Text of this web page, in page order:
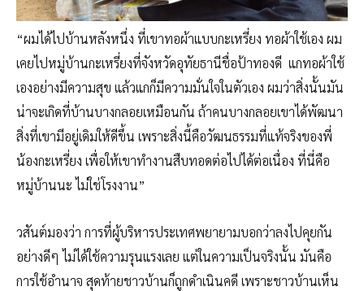
“ผมได้ไปบ้านหลังหนึ่ง ที่เขาทอผ้าแบบกะเหรี่ยง ทอผ้าใช้เอง ผม
เคยไปหมู่บ้านกะเหรี่ยงที่จังหวัดอุทัยธานีชื่อป้าทองดี แกทอผ้าใช้
เองอย่างมีความสุข แล้วแกก็มีความมั่นใจในตัวเอง ผมว่าสิ่งนั้นมัน
น่าจะเกิดที่บ้านบางกลอยเหมือนกัน ถ้าคนบางกลอยเขาได้พัฒนา
สิ่งที่เขามีอยู่เดิมให้ดีขึ้น เพราะสิ่งนี้คือวัฒนธรรมที่แท้จริงของพี่
น้องกะเหรี่ยง เพื่อให้เขาทำงานสืบทอดต่อไปได้ต่อเนื่อง ที่นี่คือ
หมู่บ้านนะ ไม่ใช่โรงงาน”
วสันต์มองว่า การที่ผู้บริหารประเทศพยายามบอกว่าลงไปคุยกัน
อย่างดีๆ ไม่ได้ใช้ความรุนแรงเลย แต่ในความเป็นจริงนั้น มันคือ
การใช้อำนาจ สุดท้ายชาวบ้านก็ถูกดำเนินคดี เพราะชาวบ้านเห็น